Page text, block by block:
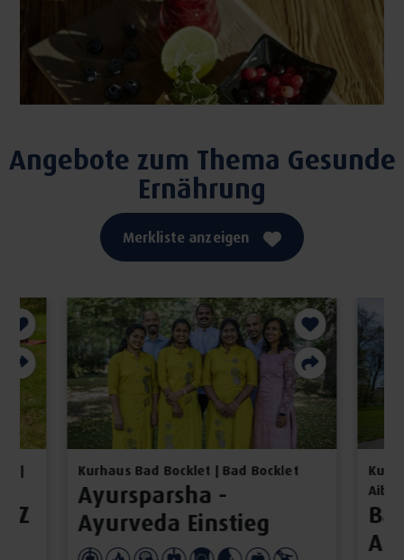
Angebote zum Thema Gesunde
Ernährung
Merkliste anzeigen
| Kurhaus Bad Bocklet | Bad Bocklet
Ayursparsha -
Ayurveda Einstieg
Kur-